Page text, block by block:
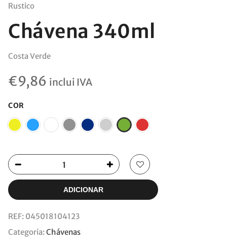
Rustico
Chávena 340ml
Costa Verde
€9,86 inclui IVA
COR
ADICIONAR
REF: 045018104123
Categoria:Chávenas